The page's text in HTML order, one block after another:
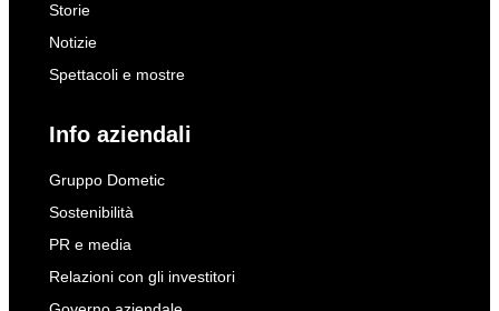
Storie
Notizie
Spettacoli e mostre
Info aziendali
Gruppo Dometic
Sostenibilità
PR e media
Relazioni con gli investitori